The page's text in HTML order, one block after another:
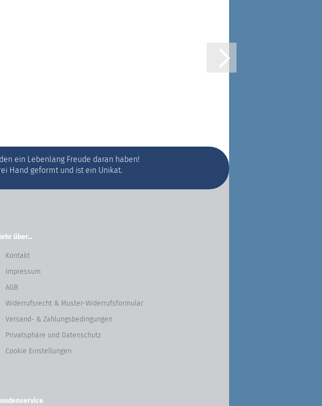
ein Lebenlang Freude daran haben!
Hand geformt und ist ein Unikat.
über...
Kontakt
Impressum
AGB
Widerrufsrecht & Muster-Widerrufsformular
Versand- & Zahlungsbedingungen
Privatsphäre und Datenschutz
Cookie Einstellungen